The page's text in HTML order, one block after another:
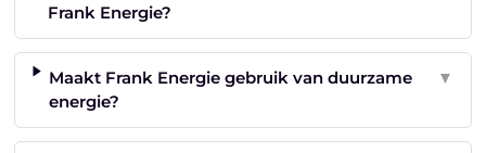
Frank Energie?
Maakt Frank Energie gebruik van duurzame
energie?
▼